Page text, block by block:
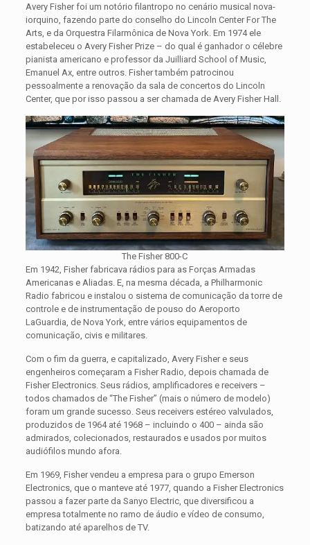
Avery Fisher foi um notório filantropo no cenário musical nova-
iorquino, fazendo parte do conselho do Lincoln Center For The
Arts, e da Orquestra Filarmônica de Nova York. Em 1974 ele
estabeleceu o Avery Fisher Prize – do qual é ganhador o célebre
pianista americano e professor da Juilliard School of Music,
Emanuel Ax, entre outros. Fisher também patrocinou
pessoalmente a renovação da sala de concertos do Lincoln
Center, que por isso passou a ser chamada de Avery Fisher Hall.
The Fisher 800-C
Em 1942, Fisher fabricava rádios para as Forças Armadas
Americanas e Aliadas. E, na mesma década, a Philharmonic
Radio fabricou e instalou o sistema de comunicação da torre de
controle e de instrumentação de pouso do Aeroporto
LaGuardia, de Nova York, entre vários equipamentos de
comunicação, civis e militares.
Com o fim da guerra, e capitalizado, Avery Fisher e seus
engenheiros começaram a Fisher Radio, depois chamada de
Fisher Electronics. Seus rádios, amplificadores e receivers –
todos chamados de “The Fisher” (mais o número de modelo)
foram um grande sucesso. Seus receivers estéreo valvulados,
produzidos de 1964 até 1968 – incluindo o 400 – ainda são
admirados, colecionados, restaurados e usados por muitos
audiófilos mundo afora.
Em 1969, Fisher vendeu a empresa para o grupo Emerson
Electronics, que o manteve até 1977, quando a Fisher Electronics
passou a fazer parte da Sanyo Electric, que diversificou a
empresa totalmente no ramo de áudio e vídeo de consumo,
batizando até aparelhos de TV.